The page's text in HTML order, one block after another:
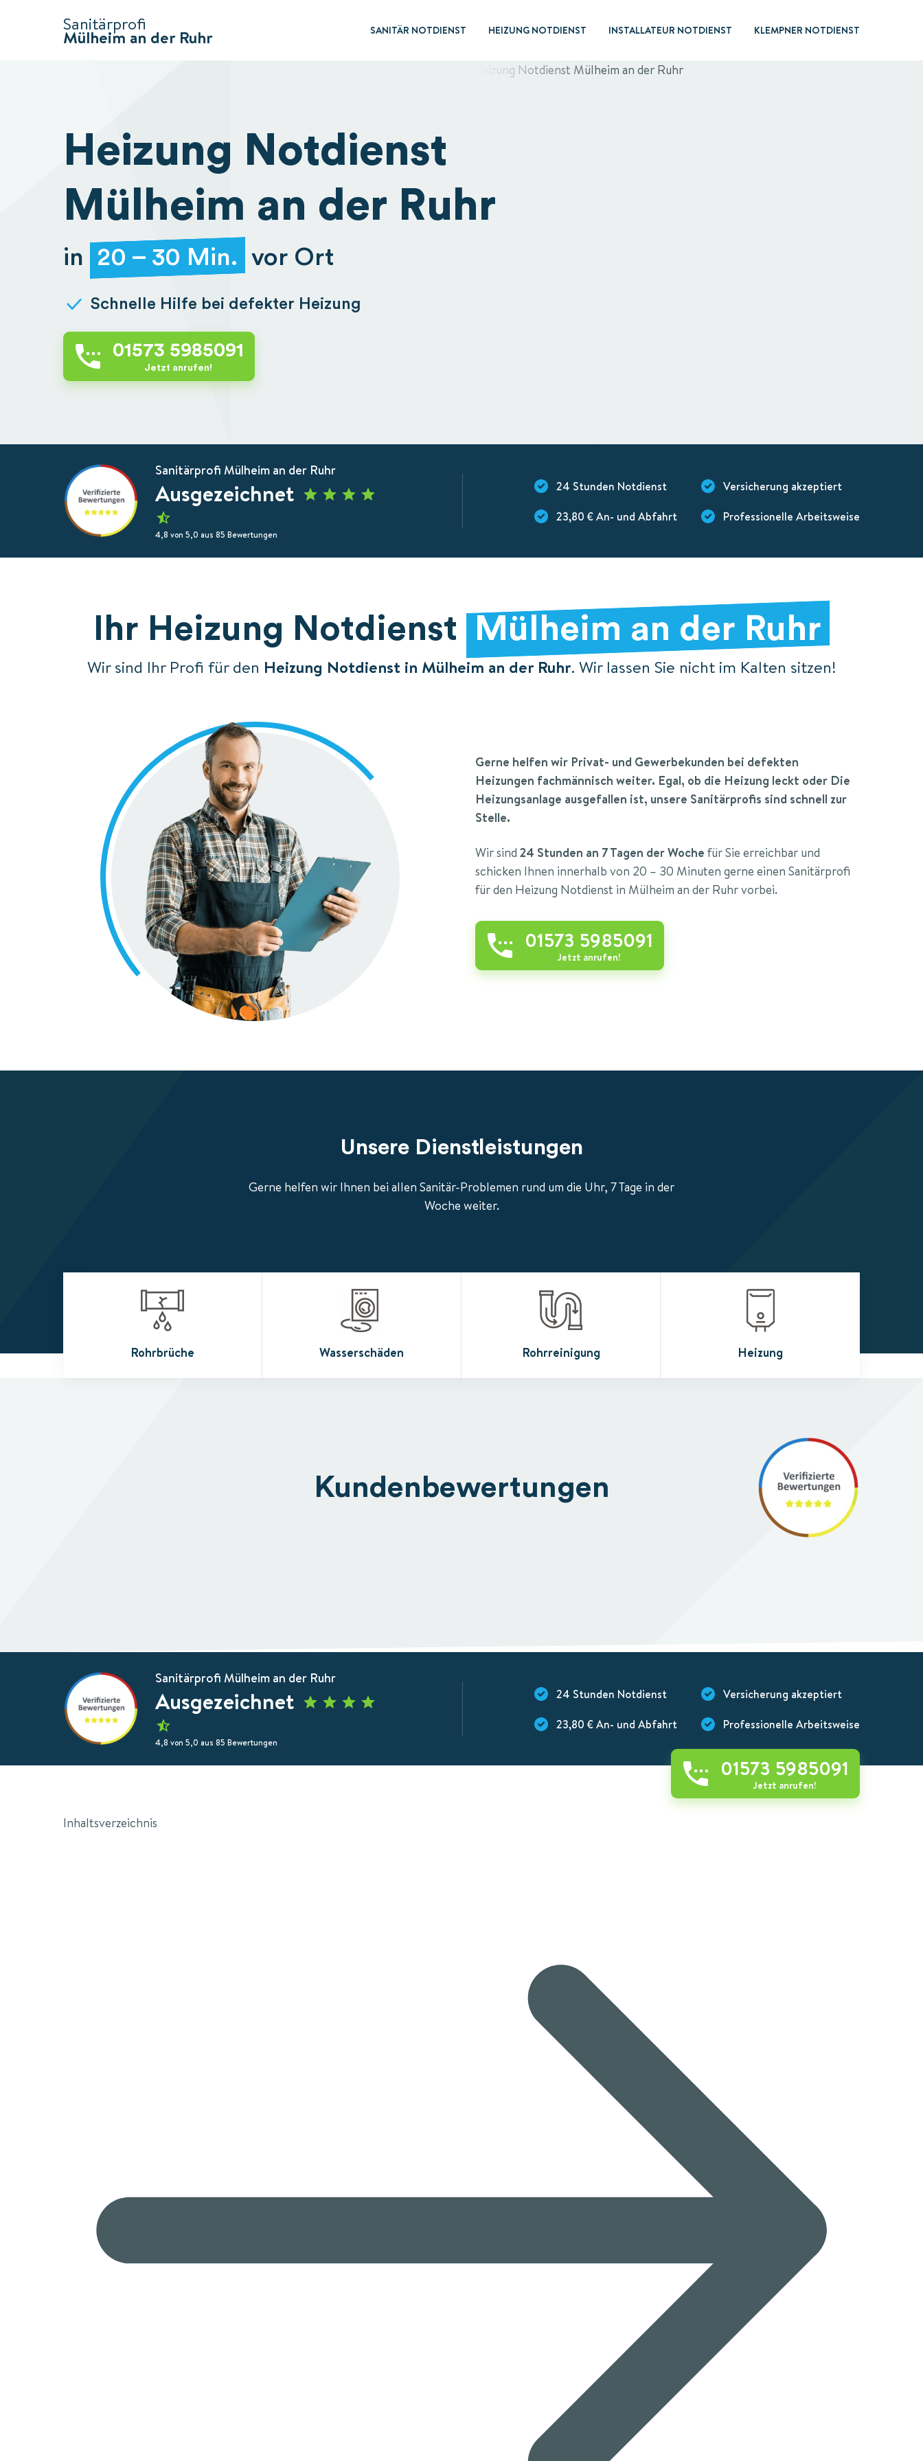
Sanitärprofi
Mülheim an der Ruhr SANITÄR NOTDIENST HEIZUNG NOTDIENST INSTALLATEUR NOTDIENST KLEMPNER NOTDIENST
Heizung Notdienst
Mülheim an der Ruhr
in 20 – 30 Min. vor Ort
Schnelle Hilfe bei defekter Heizung
01573 5985091
Jetzt anrufen!
Sanitärprofi Mülheim an der Ruhr
Ausgezeichnet
4,8 von 5,0 aus 85 Bewertungen
24 Stunden Notdienst
Versicherung akzeptiert
23,80 € An- und Abfahrt
Professionelle Arbeitsweise
Ihr Heizung Notdienst Mülheim an der Ruhr
Wir sind Ihr Profi für den Heizung Notdienst in Mülheim an der Ruhr. Wir lassen Sie nicht im Kalten sitzen!
Gerne helfen wir Privat- und Gewerbekunden bei defekten
Heizungen fachmännisch weiter. Egal, ob die Heizung leckt oder Die
Heizungsanlage ausgefallen ist, unsere Sanitärprofis sind schnell zur
Stelle.
Wir sind 24 Stunden an 7 Tagen der Woche für Sie erreichbar und
schicken Ihnen innerhalb von 20 – 30 Minuten gerne einen Sanitärprofi
für den Heizung Notdienst in Mülheim an der Ruhr vorbei.
01573 5985091
Jetzt anrufen!
Unsere Dienstleistungen
Gerne helfen wir Ihnen bei allen Sanitär-Problemen rund um die Uhr, 7 Tage in der
Woche weiter.
Rohrbrüche Wasserschäden Rohrreinigung Heizung
Kundenbewertungen
01573 5985091
Jetzt anrufen!
Sanitärprofi Mülheim an der Ruhr
Ausgezeichnet
4,8 von 5,0 aus 85 Bewertungen
24 Stunden Notdienst
Versicherung akzeptiert
23,80 € An- und Abfahrt
Professionelle Arbeitsweise
Inhaltsverzeichnis